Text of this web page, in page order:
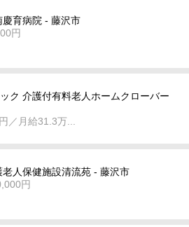
慶育病院 - 藤沢市
円
ク 介護付有料老人ホームクローバー
／月給31.3万...
人保健施設清流苑 - 藤沢市
円